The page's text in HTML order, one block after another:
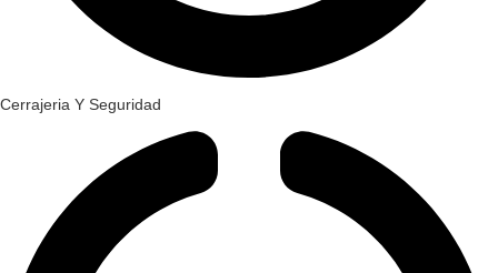
Cerrajeria Y Seguridad